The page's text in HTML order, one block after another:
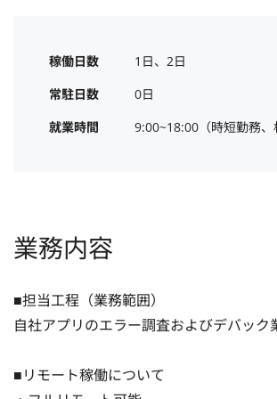
稼働日数
1日、2日
常駐日数
0日
就業時間
9:00~18:00（時短勤務、
業務内容
■担当工程（業務範囲）
自社アプリのエラー調査およびデバック
■リモート稼働について